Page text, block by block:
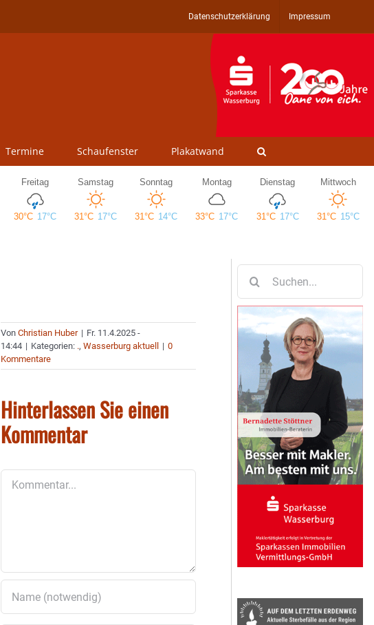
Datenschutzerklärung Impressum
Termine Schaufenster Plakatwand
VonChristian Huber | Fr. 11.4.2025 -
14:44 | Kategorien: .,Wasserburg aktuell | 0
Kommentare
Hinterlassen Sie einen
Kommentar
nach: